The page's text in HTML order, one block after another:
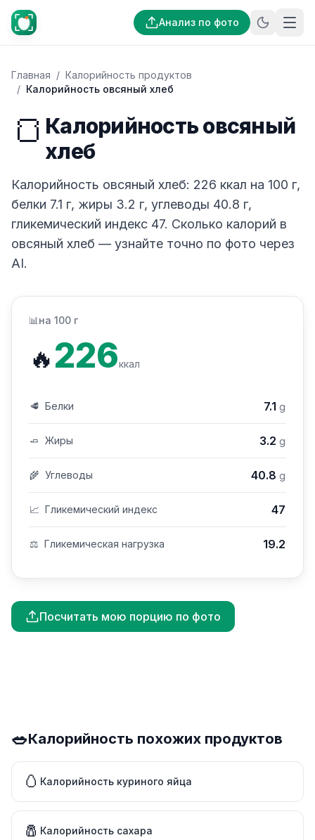
Анализ по фото
Главная / Калорийность продуктов
/ Калорийность овсяный хлеб
🍞 Калорийность овсяный
хлеб
Калорийность овсяный хлеб: 226 ккал на 100 г,
белки 7.1 г, жиры 3.2 г, углеводы 40.8 г,
гликемический индекс 47. Сколько калорий в
овсяный хлеб — узнайте точно по фото через
AI.
📊 на 100 г
🔥226ккал
🥩 Белки 7.1 g
🧈 Жиры 3.2 g
🌾 Углеводы 40.8 g
📈 Гликемический индекс 47
⚖️ Гликемическая нагрузка 19.2
Посчитать мою порцию по фото
🥗Калорийность похожих продуктов
🥚 Калорийность куриного яйца
🧂 Калорийность сахара